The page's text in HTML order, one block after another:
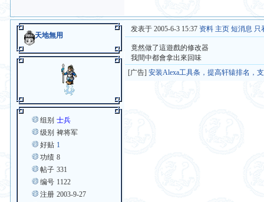
天地無用
组别 士兵
级别 裨将军
好贴 1
功绩 8
帖子 331
编号 1122
注册 2003-9-27
发表于 2005-6-3 15:37 资料 主页 短消息 只
竟然做了這遊戲的修改器
我間中都會拿出來回味
[广告]安装Alexa工具条，提高轩辕排名，